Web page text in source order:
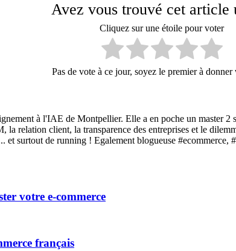
Avez vous trouvé cet article
Cliquez sur une étoile pour voter
Pas de vote à ce jour, soyez le premier à donner
à l'IAE de Montpellier. Elle a en poche un master
relation client, la transparence des entreprises et le
surtout de running ! Egalement blogueuse
votre e-commerce
français